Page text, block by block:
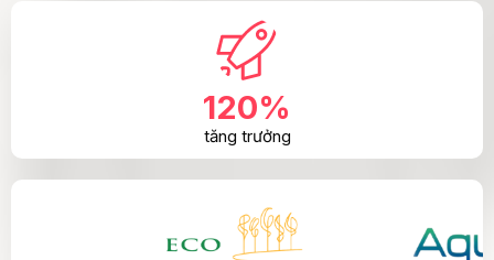
120%
tăng trưởng